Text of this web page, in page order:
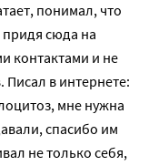
понимал, что
сюда на
контактами и не
в интернете:
мне нужна
спасибо им
не только себя,